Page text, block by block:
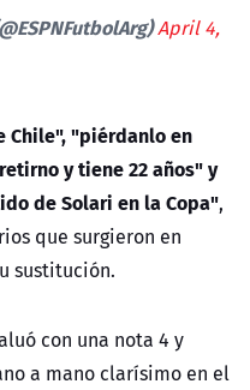
April 4,
Chile", "piérdanlo en
y tiene 22 años" y
de Solari en la Copa",
que surgieron en
sustitución.
con una nota 4 y
a mano clarísimo en el